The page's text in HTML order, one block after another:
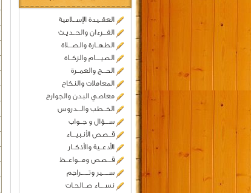
العقــيدة الإســلامية
القـــرءان والحــديـث
الطهــارة والصـــلاة
الصيــــام والزكــاة
الحـــج والعمــرة
المعاملات والنكاح
معاصي البدن والجوارح
الخــطب والـــدروس
ســـؤال و جــواب
قــصص الأنـبيـــاء
الأدعــية والأذكــار
قـــصص ومـــواعــظ
ســـــير وتــــــراجم
نســــاء صــالحـات